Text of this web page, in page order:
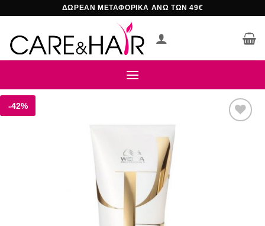
περιεχόμενο
ΔΩΡΕΑΝ ΜΕΤΑΦΟΡΙΚΑ ΑΝΩ ΤΩΝ 49€
-42%